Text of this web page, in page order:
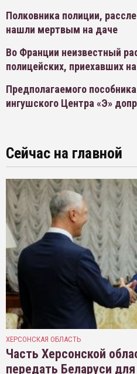
Полковника полиции,
нашли мертвым на даче
Во Франции неизвестный
полицейских, приехавших
Предполагаемого
ингушского Центра «Э»
Сейчас на главной
ХЕРСОНСКАЯ ОБЛАСТЬ
Часть Херсонской
передать Беларуси